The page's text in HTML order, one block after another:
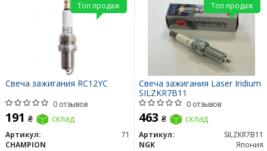
Свеча зажигания RC12YC
0 отзывов
191 ₴ склад
Артикул:
71
CHAMPION
Топ продаж
Свеча зажигания Laser Iridium
SILZKR7B11
0 отзывов
463 ₴ склад
Артикул:
SILZKR7B11
NGK
Япония
Топ продаж